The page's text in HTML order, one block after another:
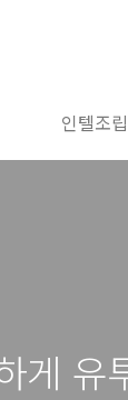
인텔조립
유